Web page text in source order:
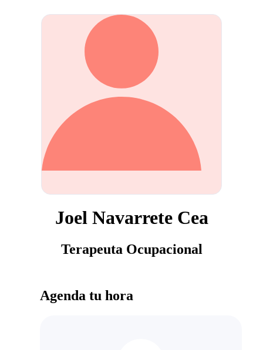
Joel Navarrete Cea
Terapeuta Ocupacional
Agenda tu hora